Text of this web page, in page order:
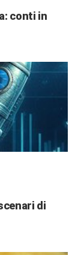
conti in
di